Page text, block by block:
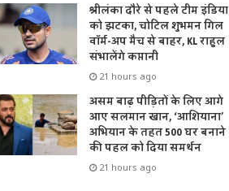
श्रीलंका दौरे से पहले टीम इंडिया
को झटका, चोटिल शुभमन गिल
वॉर्म-अप मैच से बाहर, KL राहुल
संभालेंगे कप्तानी
21 hours ago
असम बाढ़ पीड़ितों के लिए आगे
आए सलमान खान, ‘आशियाना’
अभियान के तहत 500 घर बनाने
की पहल को दिया समर्थन
21 hours ago